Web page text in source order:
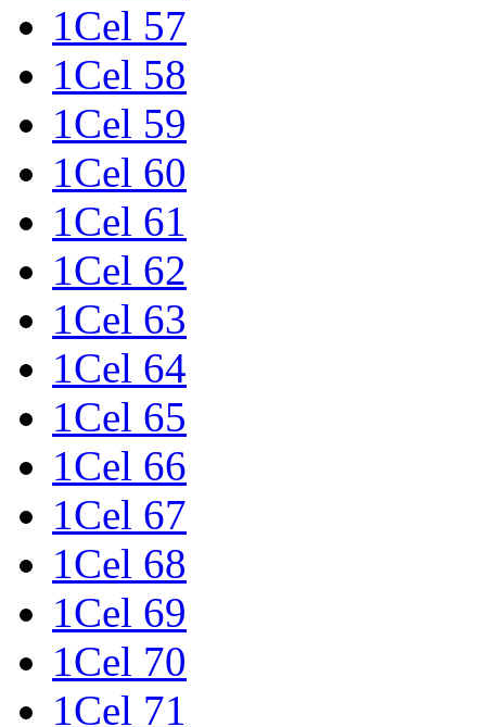
1Cel 57
1Cel 58
1Cel 59
1Cel 60
1Cel 61
1Cel 62
1Cel 63
1Cel 64
1Cel 65
1Cel 66
1Cel 67
1Cel 68
1Cel 69
1Cel 70
1Cel 71